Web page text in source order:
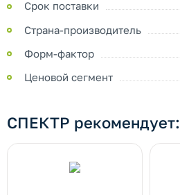
Срок поставки
Страна-производитель
Форм-фактор
Ценовой сегмент
СПЕКТР рекомендует: